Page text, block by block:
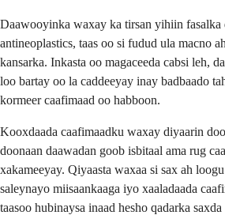
Daawooyinka waxay ka tirsan yihiin fasalka
antineoplastics, taas oo si fudud ula macno
kansarka. Inkasta oo magaceeda cabsi leh,
loo bartay oo la caddeeyay inay badbaado
kormeer caafimaad oo habboon.
Kooxdaada caafimaadku waxay diyaarin
doonaan daawadan goob isbitaal ama rug
xakameeyay. Qiyaasta waxaa si sax ah
saleynayo miisaankaaga iyo xaaladaada
taasoo hubinaysa inaad hesho qadarka